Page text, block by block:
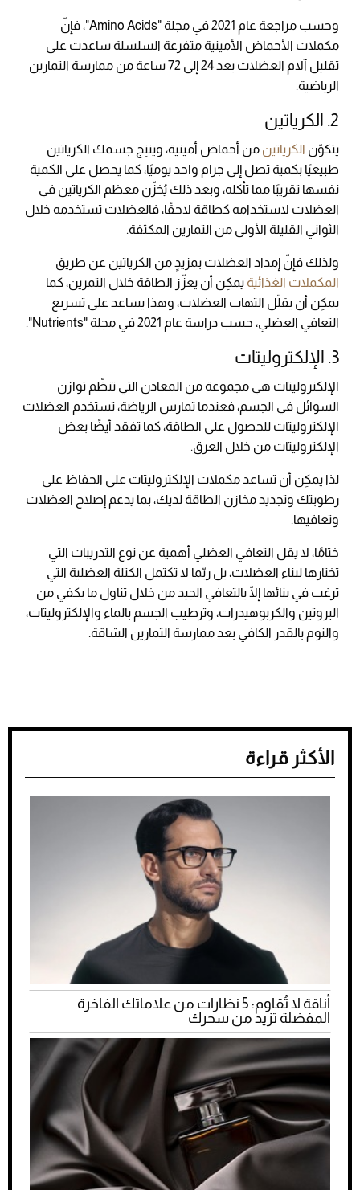
وحسب مراجعة عام 2021 في مجلة "Amino Acids"، فإنّ
مكملات الأحماض الأمينية متفرعة السلسلة ساعدت على
تقليل آلام العضلات بعد 24 إلى 72 ساعة من ممارسة التمارين
الرياضية.
2. الكرياتين
يتكوّن الكرياتين من أحماض أمينية، وينتِج جسمك الكرياتين
طبيعيًا بكمية تصل إلى جرام واحد يوميًا، كما يحصل على الكمية
نفسها تقريبًا مما تأكله، وبعد ذلك يُخزّن معظم الكرياتين في
العضلات لاستخدامه كطاقة لاحقًا، فالعضلات تستخدمه خلال
الثواني القليلة الأولى من التمارين المكثفة.
ولذلك فإنّ إمداد العضلات بمزيدٍ من الكرياتين عن طريق
المكملات الغذائية يمكِن أن يعزّز الطاقة خلال التمرين، كما
يمكِن أن يقلّل التهاب العضلات، وهذا يساعد على تسريع
التعافي العضلي، حسب دراسة عام 2021 في مجلة "Nutrients".
3. الإلكتروليتات
الإلكتروليتات هي مجموعة من المعادن التي تنظّم توازن
السوائل في الجسم، فعندما تمارس الرياضة، تستخدم العضلات
الإلكتروليتات للحصول على الطاقة، كما تفقد أيضًا بعض
الإلكتروليتات من خلال العرق.
لذا يمكِن أن تساعد مكملات الإلكتروليتات على الحفاظ على
رطوبتك وتجديد مخازن الطاقة لديك، بما يدعم إصلاح العضلات
وتعافيها.
ختامًا، لا يقل التعافي العضلي أهمية عن نوع التدريبات التي
تختارها لبناء العضلات، بل ربّما لا تكتمل الكتلة العضلية التي
ترغب في بنائها إلّا بالتعافي الجيد من خلال تناول ما يكفي من
البروتين والكربوهيدرات، وترطيب الجسم بالماء والإلكتروليتات،
والنوم بالقدر الكافي بعد ممارسة التمارين الشاقة.
الأكثر قراءة
أناقة لا تُقاوم: 5 نظارات من علاماتك الفاخرة
المفضلة تزيد من سحرك